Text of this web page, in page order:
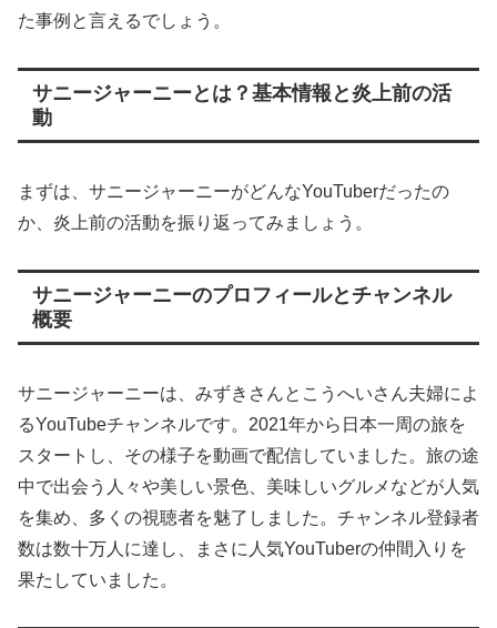
た事例と言えるでしょう。
サニージャーニーとは？基本情報と炎上前の活
動
まずは、サニージャーニーがどんなYouTuberだったの
か、炎上前の活動を振り返ってみましょう。
サニージャーニーのプロフィールとチャンネル
概要
サニージャーニーは、みずきさんとこうへいさん夫婦によ
るYouTubeチャンネルです。2021年から日本一周の旅を
スタートし、その様子を動画で配信していました。旅の途
中で出会う人々や美しい景色、美味しいグルメなどが人気
を集め、多くの視聴者を魅了しました。チャンネル登録者
数は数十万人に達し、まさに人気YouTuberの仲間入りを
果たしていました。